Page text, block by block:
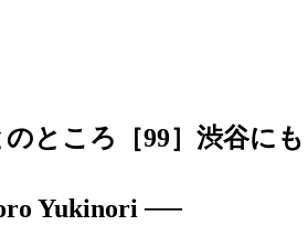
ところ［99］渋谷にも
Yukinori ──